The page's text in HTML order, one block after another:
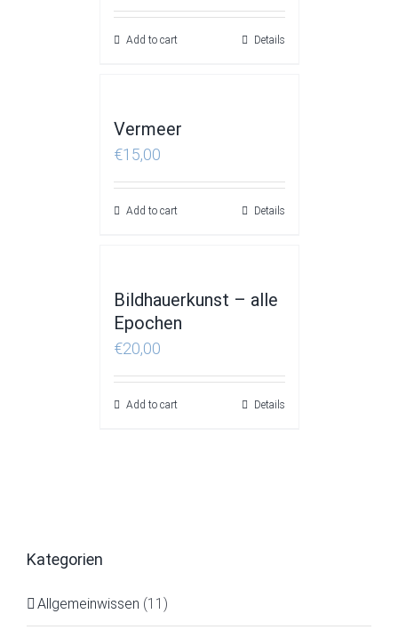
Add to cart Details
Vermeer
€15,00
Add to cart Details
Bildhauerkunst – alle
Epochen
€20,00
Add to cart Details
Kategorien
Allgemeinwissen (11)